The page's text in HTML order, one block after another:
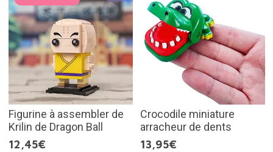
Figurine à assembler de
Krilin de Dragon Ball
12,45€
Crocodile miniature
arracheur de dents
13,95€